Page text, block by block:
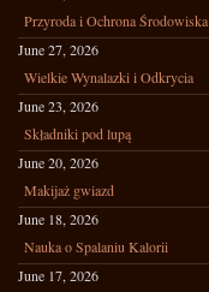
Przyroda i Ochrona Środowiska
June 27, 2026
Wielkie Wynalazki i Odkrycia
June 23, 2026
Składniki pod lupą
June 20, 2026
Makijaż gwiazd
June 18, 2026
Nauka o Spalaniu Kalorii
June 17, 2026